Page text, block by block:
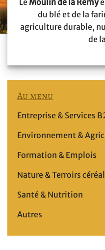
du blé et de la
agriculture durable,
de
Au menu
Entreprise & Services
Environnement &
Formation & Emplois
Nature & Terroirs
Santé & Nutrition
Autres